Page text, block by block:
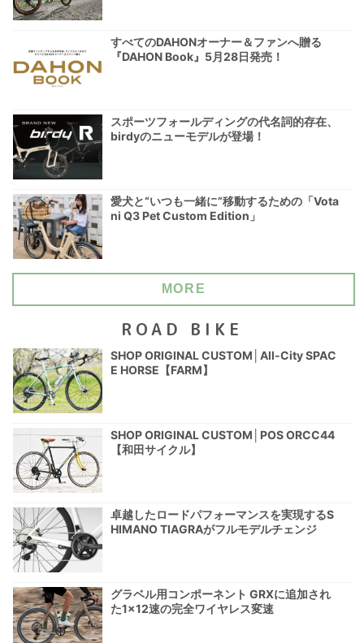
すべてのDAHONオーナー＆ファンへ贈る
『DAHON Book』5月28日発売！
スポーツフォールディングの代名詞的存在、
birdyのニューモデルが登場！
愛犬と“いつも一緒に”移動するための「Vota
ni Q3 Pet Custom Edition」
MORE
ROAD BIKE
SHOP ORIGINAL CUSTOM│All-City SPAC
E HORSE【FARM】
SHOP ORIGINAL CUSTOM│POS ORCC44
【和田サイクル】
卓越したロードパフォーマンスを実現するS
HIMANO TIAGRAがフルモデルチェンジ
グラベル用コンポーネント GRXに追加され
た1×12速の完全ワイヤレス変速